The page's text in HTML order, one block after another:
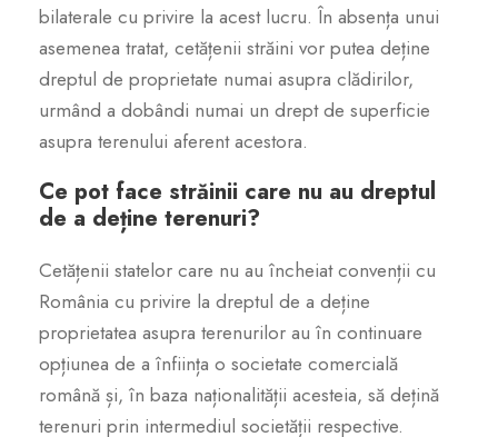
bilaterale cu privire la acest lucru. În absența unui
asemenea tratat, cetățenii străini vor putea deține
dreptul de proprietate numai asupra clădirilor,
urmând a dobândi numai un drept de superficie
asupra terenului aferent acestora.
Ce pot face străinii care nu au dreptul
de a deține terenuri?
Cetățenii statelor care nu au încheiat convenții cu
România cu privire la dreptul de a deține
proprietatea asupra terenurilor au în continuare
opțiunea de a înființa o societate comercială
română și, în baza naționalității acesteia, să dețină
terenuri prin intermediul societății respective.